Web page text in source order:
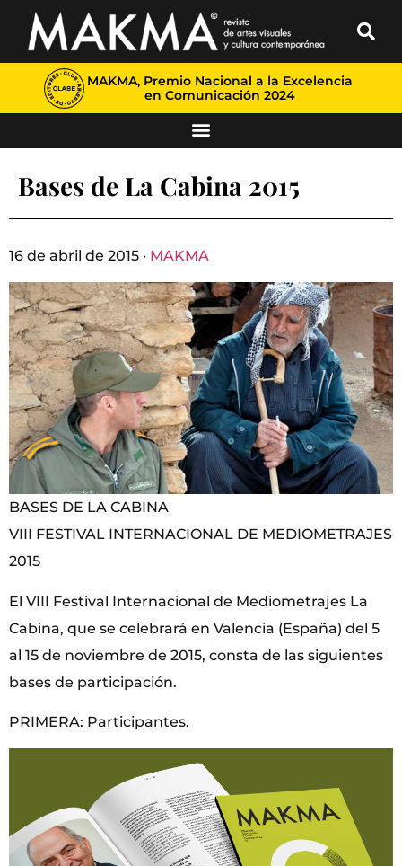
MAKMA, Premio Nacional a la Excelencia
en Comunicación 2024
Bases de La Cabina 2015
16 de abril de 2015 · MAKMA
BASES DE LA CABINA
VIII FESTIVAL INTERNACIONAL DE MEDIOMETRAJES
2015
El VIII Festival Internacional de Mediometrajes La
Cabina, que se celebrará en Valencia (España) del 5
al 15 de noviembre de 2015, consta de las siguientes
bases de participación.
PRIMERA: Participantes.